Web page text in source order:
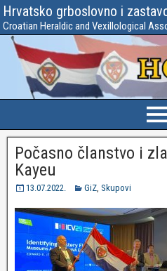
Hrvatsko grboslovno i
Croatian Heraldic and Vexillological
Počasno članstvo i
Kayeu
13.07.2022. GiZ, Skupovi